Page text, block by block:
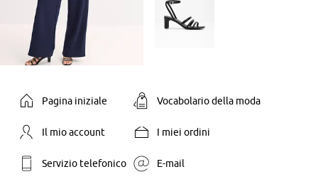
Pagina iniziale Vocabolario della moda
Il mio account I miei ordini
Servizio telefonico E-mail